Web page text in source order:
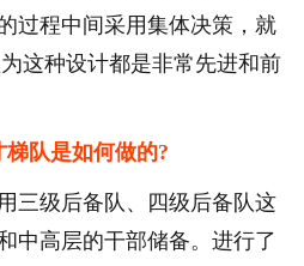
过程中间采用集体决策，就
这种设计都是非常先进和前
队是如何做的?
级后备队、四级后备队这
中高层的干部储备。进行了